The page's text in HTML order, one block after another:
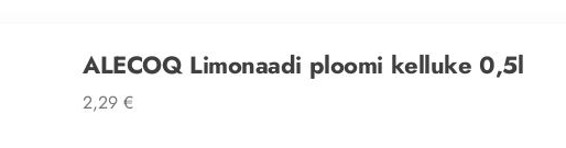
ALECOQ Limonaadi ploomi kelluke 0,5l
2,29€